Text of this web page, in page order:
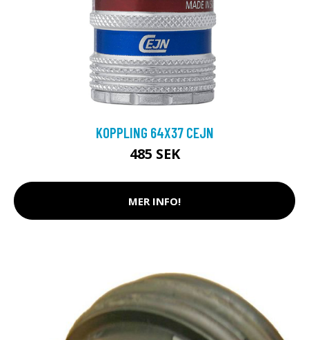
KOPPLING 64X37 CEJN
485 SEK
MER INFO!